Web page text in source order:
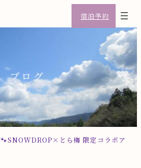
宿泊予約
ブログ
🐾SNOWDROP×とら梅 限定コラボアイテ